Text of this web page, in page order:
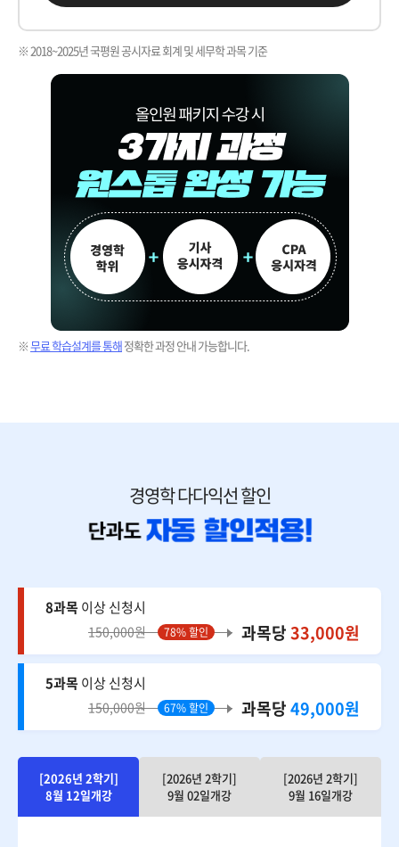
※ 2018~2025년 국평원 공시자료 회계 및 세무학 과목 기준
※무료 학습설계를 통해정확한 과정 안내 가능합니다.
경영학 다다익선 할인
8과목이상 신청시
150,000원 78% 할인 과목당33,000원
5과목이상 신청시
150,000원 67% 할인 과목당49,000원
[2026년 2학기]
8월 12일개강
[2026년 2학기]
9월 02일개강
[2026년 2학기]
9월 16일개강